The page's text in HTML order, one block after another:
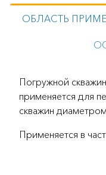
ОБЛАСТЬ
Погружной
применяется для
скважин
Применяется в